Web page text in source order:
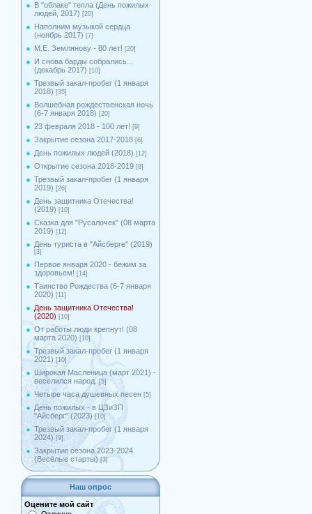
В "облаке" тепла (День пожилых
людей, 2017) [20]
Наполним музыкой сердца
(ноябрь 2017) [7]
М.Е. Землянову - 80 лет! [20]
И снова барды собрались...
(декабрь 2017) [10]
Трезвый закал-пробег (1 января
2018) [35]
Волшебная рождественская ночь
(6-7 января 2018) [20]
23 февраля 2018 - 100 лет! [9]
Закрытие сезона 2017-2018 [6]
День пожилых людей (2018) [12]
Открытие сезона 2018-2019 [8]
Трезвый закал-пробег (1 января
2019) [26]
День защитника Отечества!
(2019) [10]
Сказка для "Русалочек" (08 марта
2019) [12]
День туриста в "Айсберге" (2019)
[3]
Первое января 2020 - бежим за
здоровьем! [14]
Таинство Рождества (6-7 января
2020) [11]
День защитника Отечества!
(2020) [10]
От работы люди крепнут! (08
марта 2020) [10]
Трезвый закал-пробег (1 января
2021) [10]
Широкая Масленица (март 2021) -
веселился народ.
[5]
Четыре часа душевных песен [5]
День пожилых - в ЦЗиЗП
"Айсберг" (2023) [10]
Трезвый закал-пробег (1 января
2024) [9]
Закрытие сезона 2023-2024
(Весёлые старты) [3]
Наш опрос
Оцените мой сайт